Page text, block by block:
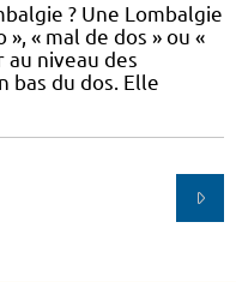
? Une Lombalgie
« mal de dos » ou «
au niveau des
bas du dos. Elle